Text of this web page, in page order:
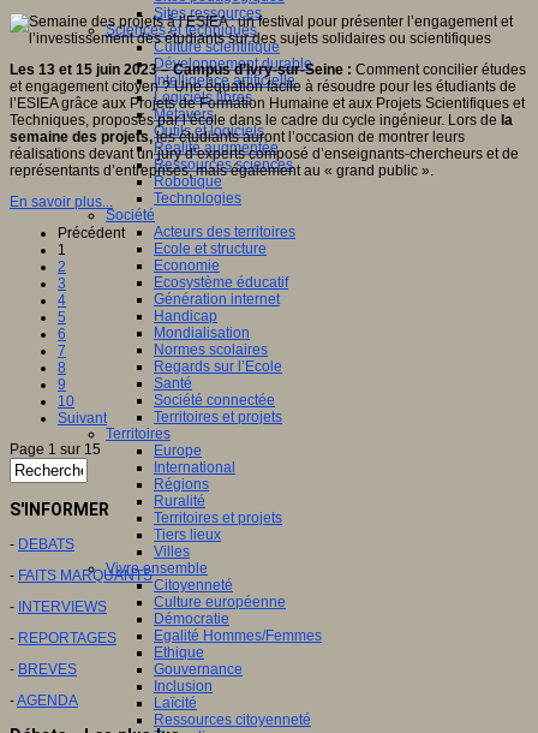
Sites ressources
Sciences et techniques
Culture scientifique
Développement durable
Intelligence artificielle
Logiciels libres
Métavers
Outils et logiciels
Réalité augmentée
Ressources sciences
Robotique
Technologies
Société
Acteurs des territoires
Ecole et structure
Economie
Ecosystème éducatif
Génération internet
Handicap
Mondialisation
Normes scolaires
Regards sur l’Ecole
Santé
Société connectée
Territoires et projets
Territoires
Europe
International
Régions
Ruralité
Territoires et projets
Tiers lieux
Villes
Vivre ensemble
Citoyenneté
Culture européenne
Démocratie
Egalité Hommes/Femmes
Ethique
Gouvernance
Inclusion
Laïcité
Ressources citoyenneté
Les 13 et 15 juin 2023 – Campus d’Ivry-sur-Seine : Comment concilier études
et engagement citoyen ? Une équation facile à résoudre pour les étudiants de
l’ESIEA grâce aux Projets de Formation Humaine et aux Projets Scientifiques et
Techniques, proposés par l’école dans le cadre du cycle ingénieur. Lors de la
semaine des projets,les étudiants auront l’occasion de montrer leurs
réalisations devant un jury d’experts composé d’enseignants-chercheurs et de
représentants d’entreprises, mais également au « grand public ».
En savoir plus...
Précédent
1
2
3
4
5
6
7
8
9
10
Suivant
Page 1 sur 15
S'INFORMER
- DEBATS
- FAITS MARQUANTS
- INTERVIEWS
- REPORTAGES
- BREVES
-AGENDA